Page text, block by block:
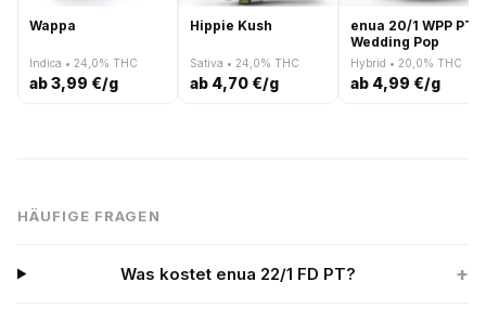
Wappa
Indica • 24,0% THC
ab 3,99 €/g
Hippie Kush
Sativa • 24,0% THC
ab 4,70 €/g
enua 20/1 WPP PT
Wedding Pop
Hybrid • 20,0% THC
ab 4,99 €/g
HÄUFIGE FRAGEN
Was kostet enua 22/1 FD PT? +